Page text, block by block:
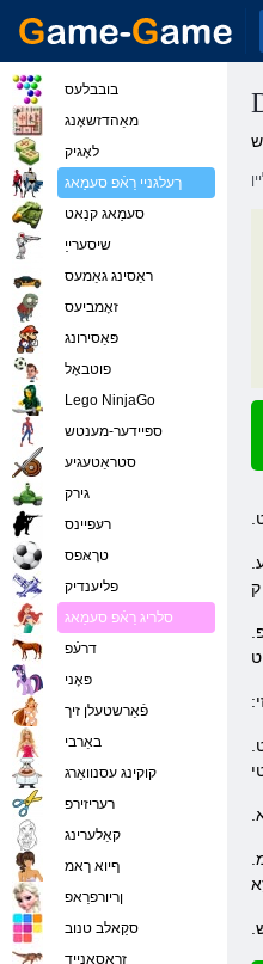
ק
בובבלעס
מאַהדזשאָנג
לאָגיק
ךעלגניי רַאֿפ סעמַאג
סעמַאג קנַאט
שיסערייַ
ראַסינג גאַמעס
זאָמביעס
פּאַסירונג
פוטבאָל
Lego NinjaGo
ספּיידער-מענטש
סטראַטעגיע
גירק
רעּפיינס
טרָאּפס
פליענדיק
סלריג רַאֿפ סעמַאג
דרעֿפ
פּאָני
פֿאַרשטעלן זיך
באַרבי
קוקינג עסנוואַרג
רעריזירפ
קאַלערינג
ףיוא ךאמ
ןריורפרַאפ
סקַאלב טנוב
זרָאסַאנייד